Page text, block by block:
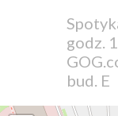
godz.
bud. E